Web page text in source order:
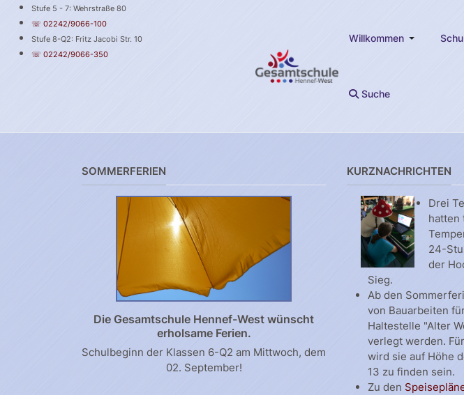
Stufe 5 - 7: Wehrstraße 80
☏ 02242/9066-100
Stufe 8-Q2: Fritz Jacobi Str. 10
☏ 02242/9066-350
Willkommen
Suche
SOMMERFERIEN
Die Gesamtschule Hennef-West wünscht
erholsame Ferien.
Schulbeginn der Klassen 6-Q2 am Mittwoch, dem
02. September!
KURZNACHRICHTEN
Drei
hatten
24-
der
Sieg.
Ab den
von Bauarbeiten
Haltestelle "Alter
verlegt werden.
wird sie auf Höhe
13 zu finden sein.
Zu den